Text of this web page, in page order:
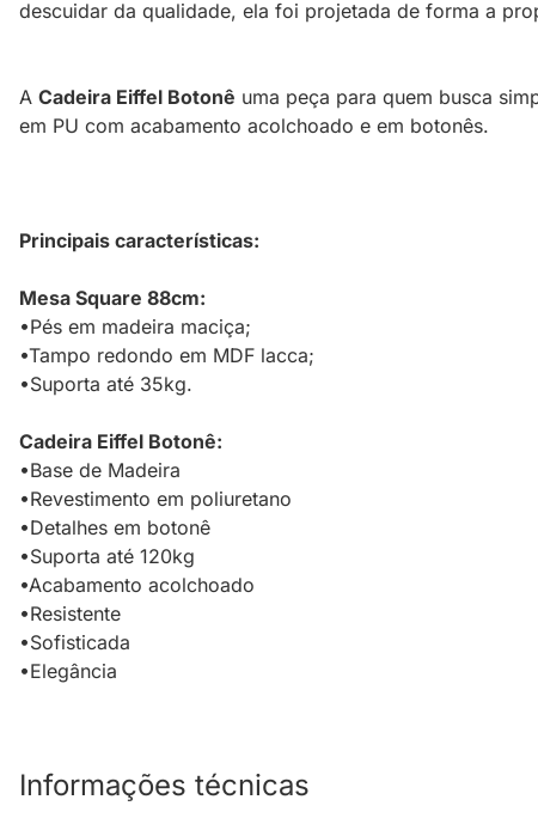
descuidar da qualidade, ela foi projetada de forma a
A Cadeira Eiffel Botonê uma peça para quem busca
em PU com acabamento acolchoado e em botonês.
Principais características:
Mesa Square 88cm:
•Pés em madeira maciça;
•Tampo redondo em MDF lacca;
•Suporta até 35kg.
Cadeira Eiffel Botonê:
•Base de Madeira
•Revestimento em poliuretano
•Detalhes em botonê
•Suporta até 120kg
•Acabamento acolchoado
•Resistente
•Sofisticada
•Elegância
Informações técnicas